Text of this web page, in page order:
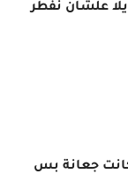
علشان نفطر
جعانة بس